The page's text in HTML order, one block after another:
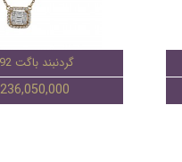
گردنبند باگت A3040192
236,050,000 تومان